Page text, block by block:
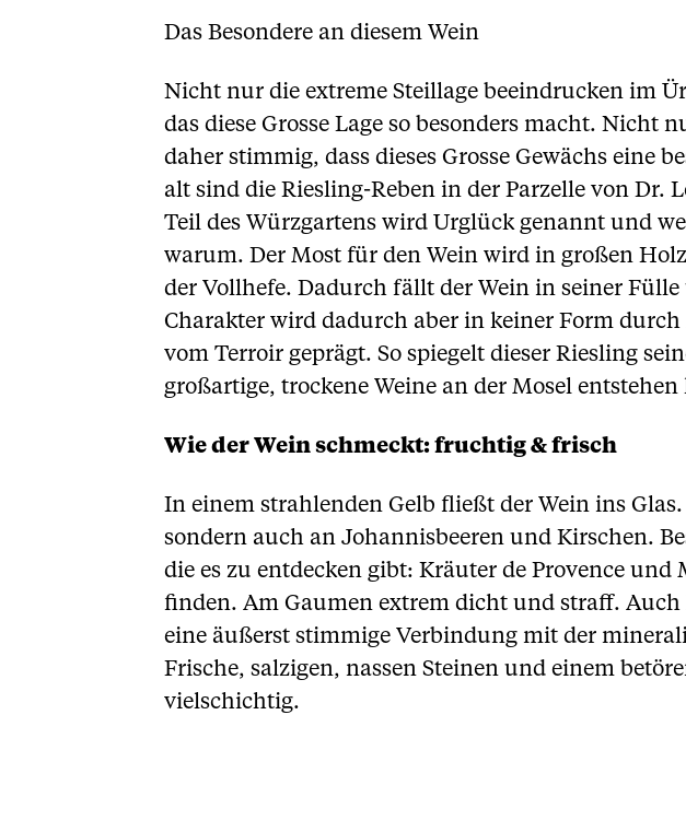
Das Besondere an diesem Wein
Nicht nur die extreme Steillage beeindrucken im
das diese Grosse Lage so besonders macht. Nicht
daher stimmig, dass dieses Grosse Gewächs eine
alt sind die Riesling-Reben in der Parzelle von Dr.
Teil des Würzgartens wird Urglück genannt und
warum. Der Most für den Wein wird in großen
der Vollhefe. Dadurch fällt der Wein in seiner
Charakter wird dadurch aber in keiner Form
vom Terroir geprägt. So spiegelt dieser Riesling
großartige, trockene Weine an der Mosel
Wie der Wein schmeckt: fruchtig & frisch
In einem strahlenden Gelb fließt der Wein ins
sondern auch an Johannisbeeren und Kirschen.
die es zu entdecken gibt: Kräuter de Provence
finden. Am Gaumen extrem dicht und straff.
eine äußerst stimmige Verbindung mit der
Frische, salzigen, nassen Steinen und einem
vielschichtig.